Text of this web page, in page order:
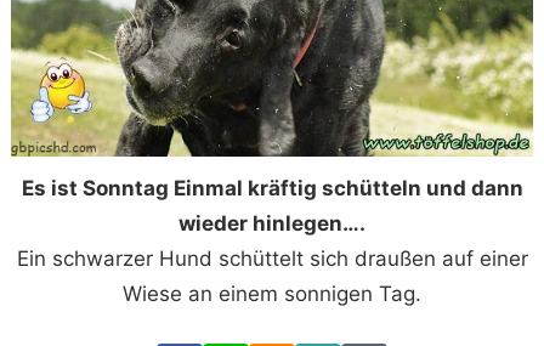
Es ist Sonntag Einmal kräftig schütteln und dann
wieder hinlegen….
Ein schwarzer Hund schüttelt sich draußen auf einer
Wiese an einem sonnigen Tag.